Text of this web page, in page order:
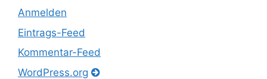
Anmelden
Eintrags-Feed
Kommentar-Feed
WordPress.org